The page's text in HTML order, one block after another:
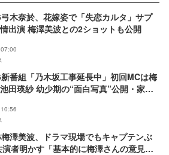
木奈於、花嫁姿で「失恋カルタ」サプ
出演 梅澤美波との2ショットも公開
番組「乃木坂工事延長中」初回MCは梅
田瑛紗 幼少期の“面白写真”公開・家族
澤美波、ドラマ現場でもキャプテンぶ
演者明かす「基本的に梅澤さんの意見が